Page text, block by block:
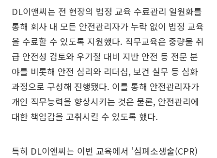
DL이앤씨는 전 현장의 법정 교육 수료관리 일원화를
통해 회사 내 모든 안전관리자가 누락 없이 법정 교육
을 수료할 수 있도록 지원했다. 직무교육은 중량물 취
급 안전성 검토와 우기철 대비 지반 안전 등 전문 분
야를 비롯해 안전 심리와 리더십, 보건 실무 등 심화
과정으로 구성해 진행됐다. 이를 통해 안전관리자가
개인 직무능력을 향상시키는 것은 물론, 안전관리에
대한 책임감을 고취시킬 수 있도록 했다.
특히 DL이앤씨는 이번 교육에서 ‘심폐소생술(CPR)